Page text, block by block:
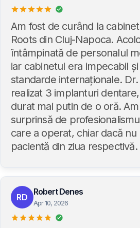
Am fost de curând la
Roots din Cluj-Napoca.
întâmpinată de personalul
iar cabinetul era impecabil
standarde internaționale.
realizat 3 implanturi
durat mai putin de o oră.
surprinsă de
care a operat, chiar dacă
pacientă din ziua respectivă.
RD
Robert Denes
Apr 10, 2026